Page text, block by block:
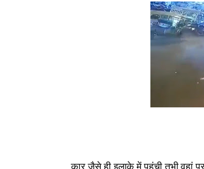
कार जैसे ही इलाके में पहुंची तभी वहां